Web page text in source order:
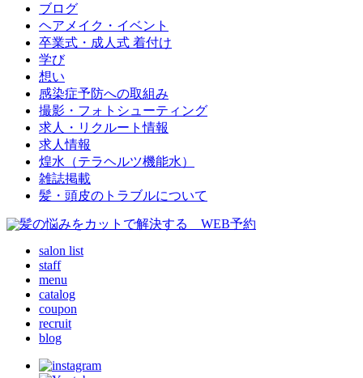
ブログ
ヘアメイク・イベント
卒業式・成人式 着付け
学び
想い
感染症予防への取組み
撮影・フォトシューティング
求人・リクルート情報
求人情報
煌水（テラヘルツ機能水）
雑誌掲載
髪・頭皮のトラブルについて
salon list
staff
menu
catalog
coupon
recruit
blog